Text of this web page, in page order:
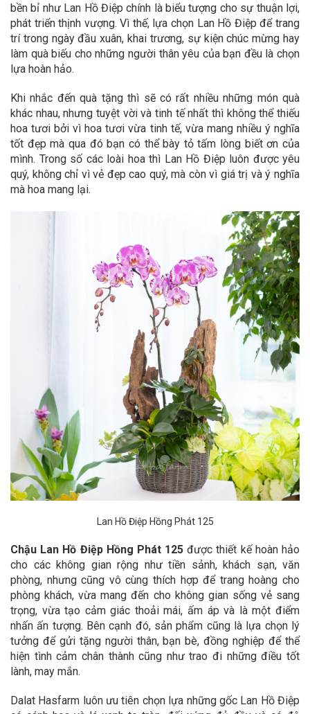
bền bỉ như Lan Hồ Điệp chính là biểu tượng cho sự thuận lợi,
phát triển thịnh vượng. Vì thế, lựa chọn Lan Hồ Điệp để trang
trí trong ngày đầu xuân, khai trương, sự kiện chúc mừng hay
làm quà biếu cho những người thân yêu của bạn đều là chọn
lựa hoàn hảo.
Khi nhắc đến quà tặng thì sẽ có rất nhiều những món quà
khác nhau, nhưng tuyệt vời và tinh tế nhất thì không thể thiếu
hoa tươi bởi vì hoa tươi vừa tinh tế, vừa mang nhiều ý nghĩa
tốt đẹp mà qua đó bạn có thể bày tỏ tấm lòng biết ơn của
mình. Trong số các loài hoa thì Lan Hồ Điệp luôn được yêu
quý, không chỉ vì vẻ đẹp cao quý, mà còn vì giá trị và ý nghĩa
mà hoa mang lại.
Lan Hồ Điệp Hồng Phát 125
Chậu Lan Hồ Điệp Hồng Phát 125được thiết kế hoàn hảo
cho các không gian rộng như tiền sảnh, khách sạn, văn
phòng, nhưng cũng vô cùng thích hợp để trang hoàng cho
phòng khách, vừa mang đến cho không gian sống vẻ sang
trọng, vừa tạo cảm giác thoải mái, ấm áp và là một điểm
nhấn ấn tượng. Bên cạnh đó, sản phẩm cũng là lựa chọn lý
tưởng để gửi tặng người thân, bạn bè, đồng nghiệp để thể
hiện tình cảm chân thành cũng như trao đi những điều tốt
lành, may mắn.
Dalat Hasfarm luôn ưu tiên chọn lựa những gốc Lan Hồ Điệp